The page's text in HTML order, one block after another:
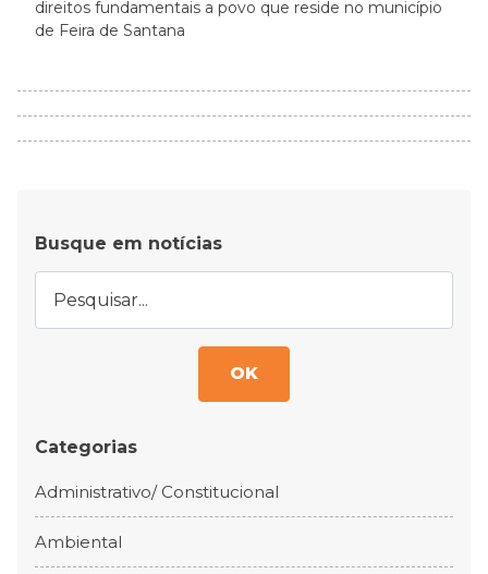
direitos fundamentais a povo que reside no município
de Feira de Santana
Busque em notícias
OK
Categorias
Administrativo/ Constitucional
Ambiental